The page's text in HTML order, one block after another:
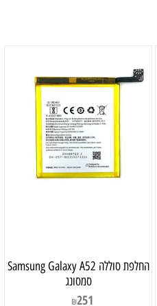
‏החלפת סוללה Samsung Galaxy A52
סמסונג
₪251